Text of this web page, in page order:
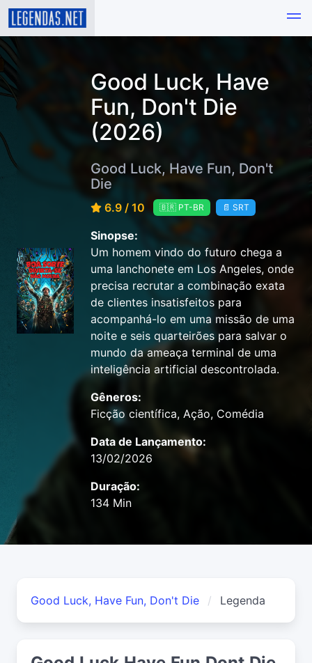
Good Luck, Have
Fun, Don't Die
(2026)
Good Luck, Have Fun, Don't
Die
6.9 / 10 🇧🇷 PT-BR 📄 SRT
Sinopse:
Um homem vindo do futuro chega a
uma lanchonete em Los Angeles, onde
precisa recrutar a combinação exata
de clientes insatisfeitos para
acompanhá-lo em uma missão de uma
noite e seis quarteirões para salvar o
mundo da ameaça terminal de uma
inteligência artificial descontrolada.
Gêneros:
Ficção científica, Ação, Comédia
Data de Lançamento:
13/02/2026
Duração:
134 Min
Good Luck, Have Fun, Don't Die Legenda